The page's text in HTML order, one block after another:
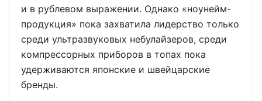
и в рублевом выражении. Однако «ноунейм-
продукция» пока захватила лидерство только
среди ультразвуковых небулайзеров, среди
компрессорных приборов в топах пока
удерживаются японские и швейцарские
бренды.